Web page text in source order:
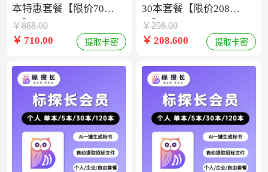
本特惠套餐【限价708
元】
￥888.00
￥ 710.00 提取卡密
30本套餐【限价208
元】
￥298.00
￥ 208.600 提取卡密